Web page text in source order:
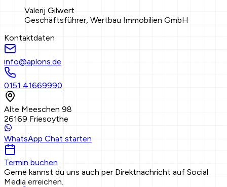
Valerij Gilwert
Geschäftsführer, Wertbau Immobilien GmbH
Kontaktdaten
info@aplons.de
0151 41669990
Alte Meeschen 98
26169 Friesoythe
WhatsApp Chat starten
Termin buchen
Gerne kannst du uns auch per Direktnachricht auf Social
Media erreichen.